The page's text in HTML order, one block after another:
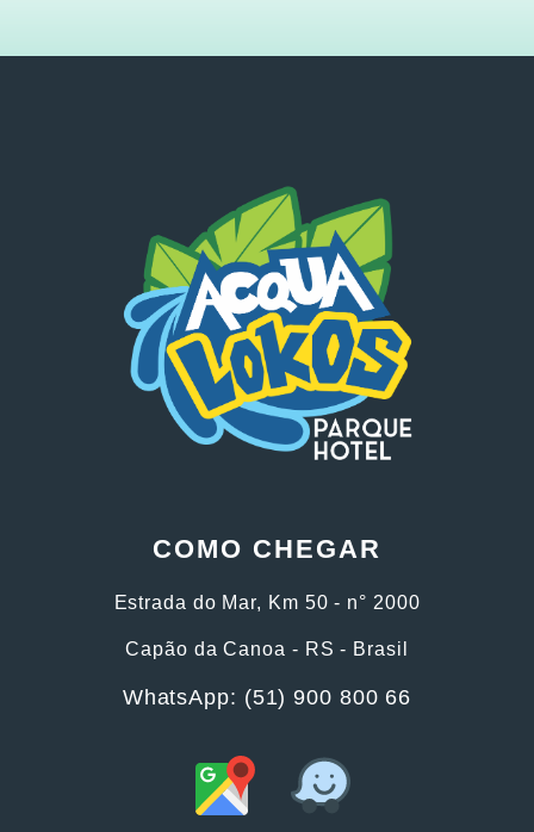
COMO CHEGAR
Estrada do Mar, Km 50 - n° 2000
Capão da Canoa - RS - Brasil
WhatsApp: (51) 900 800 66